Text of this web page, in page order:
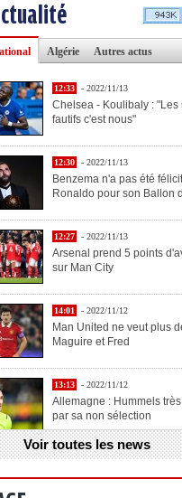
Algérie Autres actus
12:33 - 2022/11/13
Chelsea - Koulibaly : "Les
fautifs c'est nous"
12:30 - 2022/11/13
Benzema n'a pas été
Ronaldo pour son Ballon
12:27 - 2022/11/13
Arsenal prend 5 points
sur Man City
14:01 - 2022/11/12
Man United ne veut plus
Maguire et Fred
13:13 - 2022/11/12
Allemagne : Hummels
par sa non sélection
13:11 - 2022/11/12
Henry explique la chose
Voir toutes les news